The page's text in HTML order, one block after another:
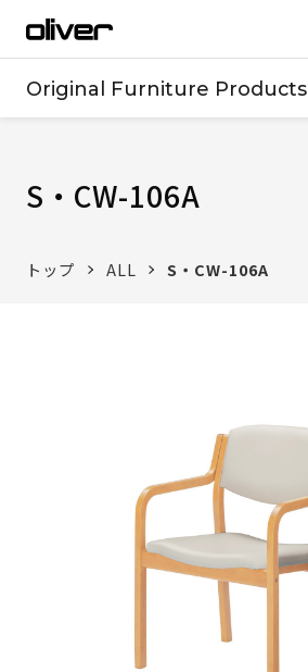
Original Furniture Products
S・CW-106A
トップ ALL S・CW-106A